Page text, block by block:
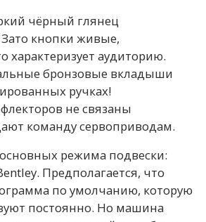
чёрный глянец
кнопки живые,
характеризует аудиторию.
бронзовые вкладыши
ручках!
не связаны
команду сервоприводам.
режима подвески:
Предполагается, что
по умолчанию, которую
постоянно. Но машина